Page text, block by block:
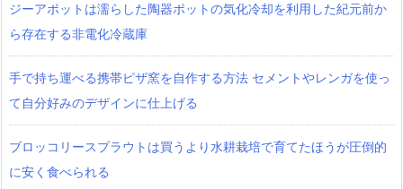
ジーアポットは濡らした陶器ポットの気化冷却を利用した紀元前か
ら存在する非電化冷蔵庫
手で持ち運べる携帯ピザ窯を自作する方法 セメントやレンガを使っ
て自分好みのデザインに仕上げる
ブロッコリースプラウトは買うより水耕栽培で育てたほうが圧倒的
に安く食べられる